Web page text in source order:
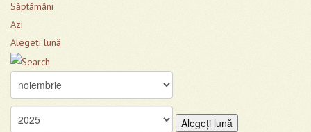
Săptămâni
Azi
Alegeţi lună
Alegeţi lună